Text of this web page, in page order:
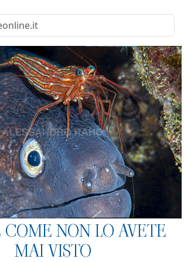
NON LO AVETE
MAI VISTO